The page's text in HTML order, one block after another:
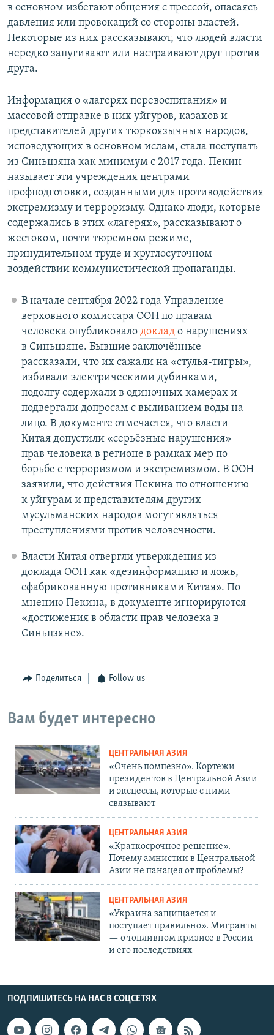
в основном избегают общения с прессой, опасаясь
давления или провокаций со стороны властей.
Некоторые из них рассказывают, что людей власти
нередко запугивают или настраивают друг против
друга.
Информация о «лагерях перевоспитания» и
массовой отправке в них уйгуров, казахов и
представителей других тюркоязычных народов,
исповедующих в основном ислам, стала поступать
из Синьцзяна как минимум с 2017 года. Пекин
называет эти учреждения центрами
профподготовки, созданными для противодействия
экстремизму и терроризму. Однако люди, которые
содержались в этих «лагерях», рассказывают о
жестоком, почти тюремном режиме,
принудительном труде и круглосуточном
воздействии коммунистической пропаганды.
В начале сентября 2022 года Управление
верховного комиссара ООН по правам
человека опубликовало доклад о нарушениях
в Синьцзяне. Бывшие заключённые
рассказали, что их сажали на «стулья-тигры»,
избивали электрическими дубинками,
подолгу содержали в одиночных камерах и
подвергали допросам с выливанием воды на
лицо. В документе отмечается, что власти
Китая допустили «серьёзные нарушения»
прав человека в регионе в рамках мер по
борьбе с терроризмом и экстремизмом. В ООН
заявили, что действия Пекина по отношению
к уйгурам и представителям других
мусульманских народов могут являться
преступлениями против человечности.
Власти Китая отвергли утверждения из
доклада ООН как «дезинформацию и ложь,
сфабрикованную противниками Китая». По
мнению Пекина, в документе игнорируются
«достижения в области прав человека в
Синьцзяне».
Поделиться Follow us
Вам будет интересно
ЦЕНТРАЛЬНАЯ АЗИЯ
«Очень помпезно». Кортежи
президентов в Центральной Азии
и эксцессы, которые с ними
связывают
ЦЕНТРАЛЬНАЯ АЗИЯ
«Краткосрочное решение».
Почему амнистии в Центральной
Азии не панацея от проблемы?
ЦЕНТРАЛЬНАЯ АЗИЯ
«Украина защищается и
поступает правильно». Мигранты
— о топливном кризисе в России
и его последствиях
ПОДПИШИТЕСЬ НА НАС В СОЦСЕТЯХ